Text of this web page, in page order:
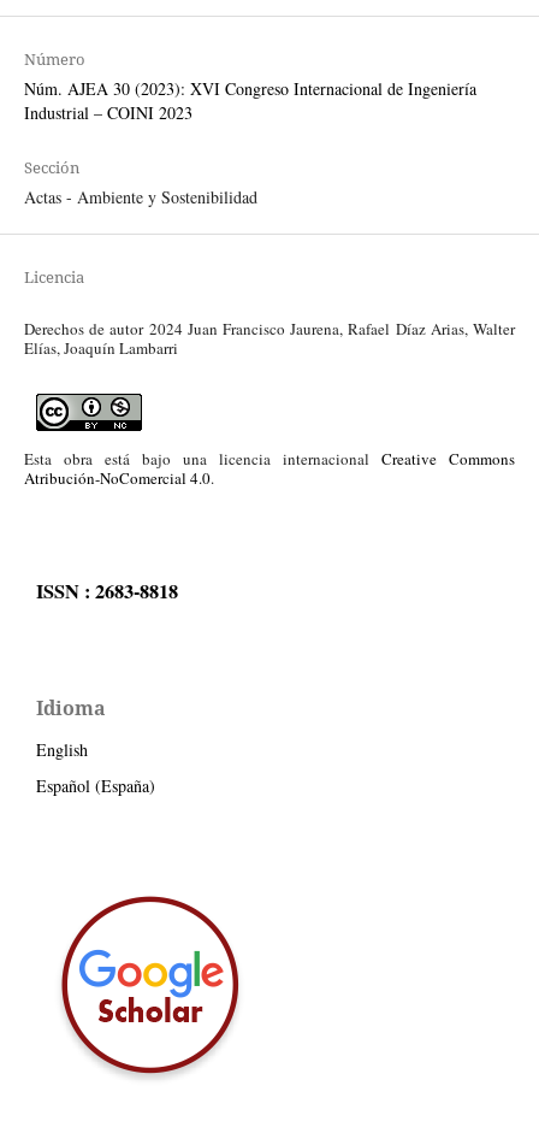
Número
Núm. AJEA 30 (2023): XVI Congreso Internacional de Ingeniería
Industrial – COINI 2023
Sección
Actas - Ambiente y Sostenibilidad
Licencia
Derechos de autor 2024 Juan Francisco Jaurena, Rafael Díaz Arias, Walter
Elías, Joaquín Lambarri
Esta obra está bajo una licencia internacionalCreative Commons
Atribución-NoComercial 4.0.
ISSN : 2683-8818
Idioma
English
Español (España)